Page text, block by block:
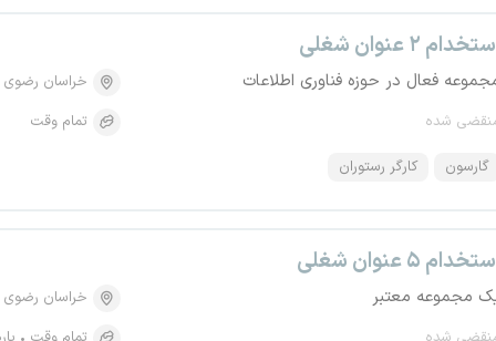
۲ عنوان شغلی
فعال در حوزه فناوری اطلاعات
شده
خراسان رضوی
تمام وقت
گارسون کارگر رستوران
۵ عنوان شغلی
مجموعه معتبر
خراسان رضوی